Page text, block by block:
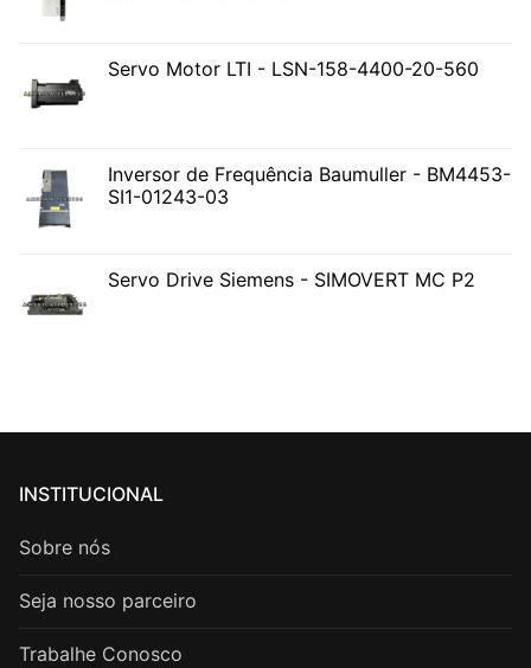
Servo Motor LTI - LSN-158-4400-20-560
Inversor de Frequência Baumuller - BM4453-
SI1-01243-03
Servo Drive Siemens - SIMOVERT MC P2
INSTITUCIONAL
Sobre nós
Seja nosso parceiro
Trabalhe Conosco